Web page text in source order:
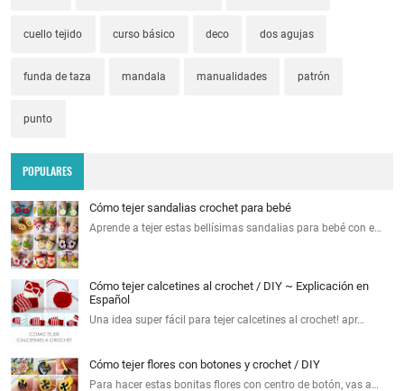
cuello tejido curso básico deco dos agujas
funda de taza mandala manualidades patrón
punto
POPULARES
Cómo tejer sandalias crochet para bebé
Aprende a tejer estas bellísimas sandalias para bebé con e…
Cómo tejer calcetines al crochet / DIY ~ Explicación en
Español
Una idea super fácil para tejer calcetines al crochet! apr…
Cómo tejer flores con botones y crochet / DIY
Para hacer estas bonitas flores con centro de botón, vas a…